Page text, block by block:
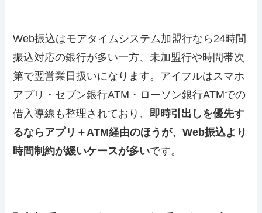
Web振込はモアタイムシステム加盟行なら24時間
振込対応の銀行が多い一方、未加盟行や時間帯次
第で翌営業日扱いになります。アイフルはスマホ
アプリ・セブン銀行ATM・ローソン銀行ATMでの
借入導線も整理されており、 即時引出しを優先す
るならアプリ＋ATM経由のほうが、Web振込より
時間制約が緩いケースが多いです。